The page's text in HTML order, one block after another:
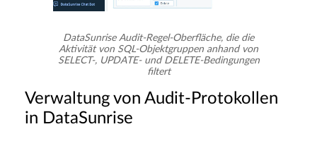
DataSunrise Audit-Regel-Oberfläche, die die
Aktivität von SQL-Objektgruppen anhand von
SELECT-, UPDATE- und DELETE-Bedingungen
filtert
Verwaltung von Audit-Protokollen
in DataSunrise